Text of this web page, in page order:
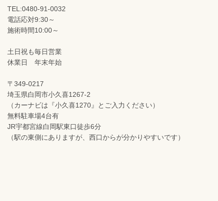
TEL:0480-91-0032
電話応対9:30～
施術時間10:00～
土日祝も毎日営業
休業日 年末年始
〒349-0217
埼玉県白岡市小久喜1267-2
（カーナビは『小久喜1270』とご入力ください）
無料駐車場4台有
JR宇都宮線白岡駅東口徒歩6分
（駅の東側にありますが、西口からが分かりやすいです）